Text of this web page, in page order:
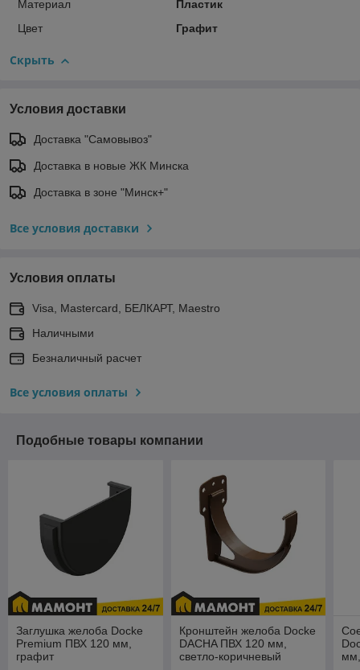
Материал
Пластик
Цвет
Графит
Скрыть
Условия доставки
Доставка "Самовывоз"
Доставка в новые ЖК Минска
Доставка в зоне "Минск+"
Все условия доставки
Условия оплаты
Visa, Mastercard, БЕЛКАРТ, Maestro
Наличными
Безналичный расчет
Все условия оплаты
Подобные товары компании
Заглушка желоба Docke
Premium ПВХ 120 мм,
графит
Кронштейн желоба Docke
DACHA ПВХ 120 мм,
светло-коричневый